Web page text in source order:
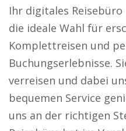
Ihr digitales
die ideale Wahl für
Komplettreisen und
Buchungserlebnisse.
verreisen und dabei
bequemen Service
uns an der richtigen